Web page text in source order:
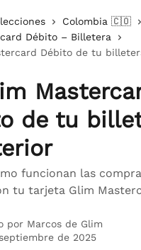
Colombia 🇨🇴
Débito – Billetera
Débito de tu
de tu
funcionan las
tu tarjeta Glim
por Marcos de Glim
de 2025